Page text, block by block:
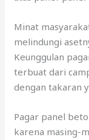
Minat
melindungi
Keunggulan
terbuat dari
dengan takaran
Pagar panel
karena masing-